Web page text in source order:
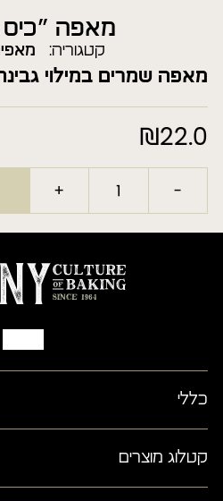
מאפה ״כיס
קטגוריה:
מאפה שמרים במילוי גבינה
₪22.0
-
+
כללי
כשרות בד”ץ בית יוסף ורבנות
מאמרים
קטלוג מוצרים